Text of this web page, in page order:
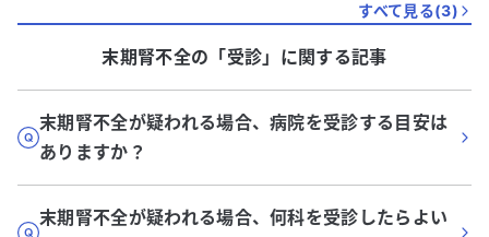
すべて見る(3)
末期腎不全の「受診」に関する記事
末期腎不全が疑われる場合、病院を受診する目安は
ありますか？
末期腎不全が疑われる場合、何科を受診したらよい